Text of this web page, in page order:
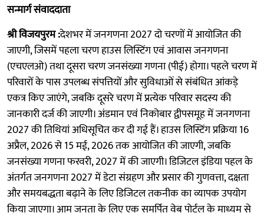
सन्मार्ग संवाददाता
श्री विजयपुरम :देशभर में जनगणना 2027 दो चरणों में आयोजित की
जाएगी, जिसमें पहला चरण हाउस लिस्टिंग एवं आवास जनगणना
(एचएलओ) तथा दूसरा चरण जनसंख्या गणना (पीई) होगा। पहले चरण में
परिवारों के पास उपलब्ध संपत्तियों और सुविधाओं से संबंधित आंकड़े
एकत्र किए जाएंगे, जबकि दूसरे चरण में प्रत्येक परिवार सदस्य की
जानकारी दर्ज की जाएगी। अंडमान एवं निकोबार द्वीपसमूह में जनगणना
2027 की तिथियां अधिसूचित कर दी गई हैं। हाउस लिस्टिंग प्रक्रिया 16
अप्रैल, 2026 से 15 मई, 2026 तक आयोजित की जाएगी, जबकि
जनसंख्या गणना फरवरी, 2027 में की जाएगी। डिजिटल इंडिया पहल के
अंतर्गत जनगणना 2027 में डेटा संग्रहण और प्रसार की गुणवत्ता, दक्षता
और समयबद्धता बढ़ाने के लिए डिजिटल तकनीक का व्यापक उपयोग
किया जाएगा। आम जनता के लिए एक समर्पित वेब पोर्टल के माध्यम से